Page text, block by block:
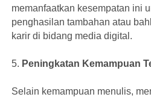
memanfaatkan kesempatan ini
penghasilan tambahan atau
karir di bidang media digital.
5. Peningkatan Kemampuan
Selain kemampuan menulis,